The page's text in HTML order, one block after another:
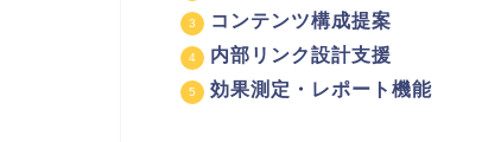
コンテンツ構成提案
内部リンク設計支援
効果測定・レポート機能